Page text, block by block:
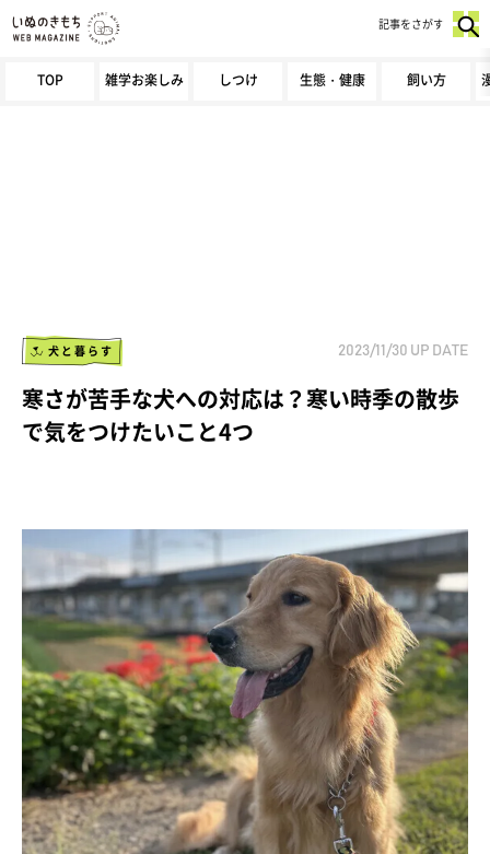
TOP 雑学お楽しみ しつけ 生態・健康 飼い方
記事をさがす
犬と暮らす 2023/11/30 UP DATE
寒さが苦手な犬への対応は？寒い時季の散歩
で気をつけたいこと4つ